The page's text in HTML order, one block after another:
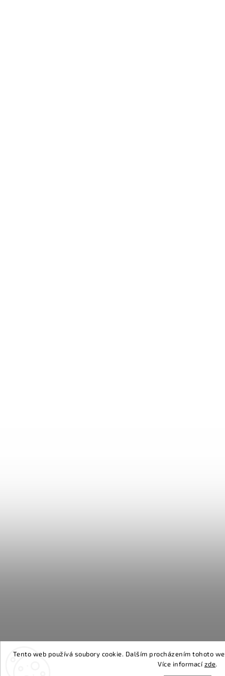
Tento web používá soubory cookie. Dalším procházením tohoto
Více informacízde.